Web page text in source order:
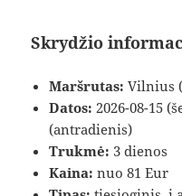
Skrydžio
Maršrutas: Vilnius
Datos: 2026-08-15
(antradienis)
Trukmė: 3 dienos
Kaina: nuo 81 Eur